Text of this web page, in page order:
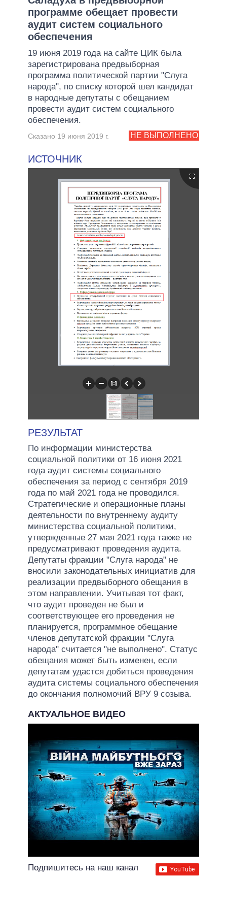
программе обещает провести
аудит систем социального
обеспечения
19 июня 2019 года на сайте ЦИК была
зарегистрирована предвыборная
программа политической партии "Слуга
народа", по списку которой шел кандидат
в народные депутаты с обещанием
провести аудит систем социального
обеспечения.
НЕ ВЫПОЛНЕНО
Сказано 19 июня 2019 г.
ИСТОЧНИК
РЕЗУЛЬТАТ
По информации министерства
социальной политики от 16 июня 2021
года аудит системы социального
обеспечения за период с сентября 2019
года по май 2021 года не проводился.
Стратегические и операционные планы
деятельности по внутреннему аудиту
министерства социальной политики,
утвержденные 27 мая 2021 года также не
предусматривают проведения аудита.
Депутаты фракции "Слуга народа" не
вносили законодательных инициатив для
реализации предвыборного обещания в
этом направлении. Учитывая тот факт,
что аудит проведен не был и
соответствующее его проведения не
планируется, программное обещание
членов депутатской фракции "Слуга
народа" считается "не выполнено". Статус
обещания может быть изменен, если
депутатам удастся добиться проведения
аудита системы социального обеспечения
до окончания полномочий ВРУ 9 созыва.
АКТУАЛЬНОЕ ВИДЕО
Подпишитесь на наш канал